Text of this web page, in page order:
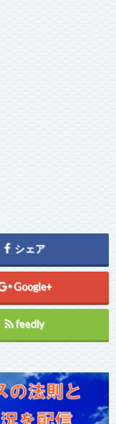
シェア
Google+
feedly